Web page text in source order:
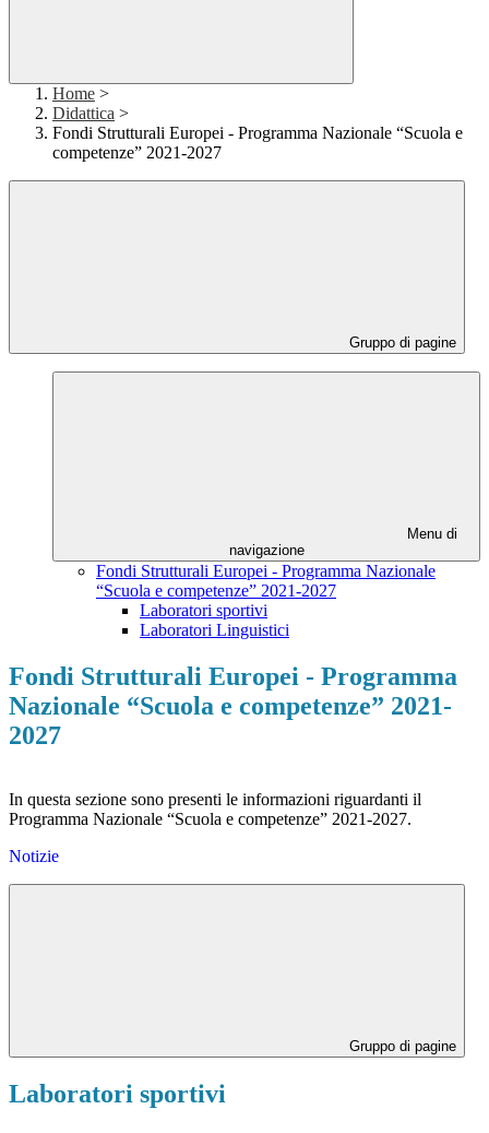
Home >
Didattica >
Fondi Strutturali Europei - Programma Nazionale “Scuola e
competenze” 2021-2027
Gruppo di pagine
Menu di
navigazione
Fondi Strutturali Europei - Programma Nazionale
“Scuola e competenze” 2021-2027
Laboratori sportivi
Laboratori Linguistici
Fondi Strutturali Europei - Programma
Nazionale “Scuola e competenze” 2021-
2027
In questa sezione sono presenti le informazioni riguardanti il
Programma Nazionale “Scuola e competenze” 2021-2027.
Notizie
Gruppo di pagine
Laboratori sportivi